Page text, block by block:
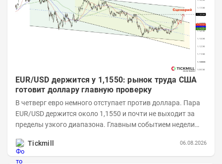
EUR/USD держится у 1,1550: рынок труда США
готовит доллару главную проверку
В четверг евро немного отступает против доллара. Пара
EUR/USD держится около 1,1550 и почти не выходит за
пределы узкого диапазона. Главным событием недели
Tickmill
06.08.2026